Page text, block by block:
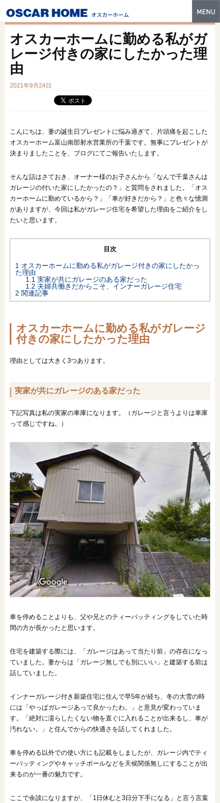
特長
建築実例
フォトギャラリー
販売中の物件
スマートセレクト
土地情報
オスカーホームに勤める私がガ
レージ付きの家にしたかった理
由
2021年9月24日
こんにちは、妻の誕生日プレゼントに悩み過ぎて、片頭痛を起こした
オスカーホーム富山南部射水営業所の千葉です。無事にプレゼントが
決まりましたことを、ブログにてご報告いたします。
そんな話はさておき、オーナー様のお子さんから「なんで千葉さんは
ガレージの付いた家にしたかったの？」と質問をされました。「オス
カーホームに勤めているから？」「車が好きだから？」と色々な憶測
がありますが、今回は私がガレージ住宅を希望した理由をご紹介をし
たいと思います。
目次
1 オスカーホームに勤める私がガレージ付きの家にしたかっ
た理由
1.1 実家が共にガレージのある家だった
1.2 夫婦共働きだからこそ、インナーガレージ住宅
2 関連記事
オスカーホームに勤める私がガレージ
付きの家にしたかった理由
理由としては大きく3つあります。
実家が共にガレージのある家だった
下記写真は私の実家の車庫になります。（ガレージと言うよりは車庫
って感じですね。）
車を停めることよりも、父や兄とのティーバッティングをしていた時
間の方が長かったと思います。
住宅を建築する際には、「ガレージはあって当たり前」の存在になっ
ていました。妻からは「ガレージ無しでも別にいい」と建築する前は
話していました。
インナーガレージ付き新築住宅に住んで早5年が経ち、冬の大雪の時
には「やっぱガレージあって良かったわ。」と意見が変わっていま
す。「絶対に濡らしたくない物を直ぐに入れることが出来るし、車が
汚れない。」と住んでからの快適さを話してくれました。
車を停める以外での使い方にも記載をしましたが、ガレージ内でティ
ーバッティングやキャッチボールなどを天候関係無しにすることが出
来るのが一番の魅力です。
ここで余談になりますが、「1日休むと3日分下手になる」と言う言葉